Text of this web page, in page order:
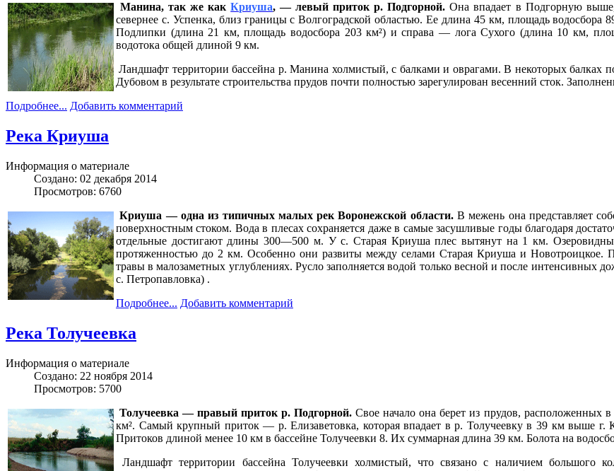
Манина, так же какКриуша, — левый приток р. Подгорной. Она впадает в Подгорную
севернее с. Успенка, близ границы с Волгоградской областью. Ее длина 45 км, площадь
Подлипки (длина 21 км, площадь водосбора 203 км²) и справа — лога Сухого (длина 10 км,
водотока общей длиной 9 км.
Ландшафт территории бассейна р. Манина холмистый, с балками и оврагами. В некоторых балках
Дубовом в результате строительства прудов почти полностью зарегулирован весенний сток.
Подробнее... Добавить комментарий
Река Криуша
Информация о материале
Создано: 02 декабря 2014
Просмотров: 6760
Криуша — одна из типичных малых рек Воронежской области.В межень она представляет
поверхностным стоком. Вода в плесах сохраняется даже в самые засушливые годы благодаря
отдельные достигают длины 300—500 м. У с. Старая Криуша плес вытянут на 1 км.
протяженностью до 2 км. Особенно они развиты между селами Старая Криуша и Новотроицкое.
травы в малозаметных углублениях. Русло заполняется водой только весной и после интенсивных
с. Петропавловка) .
Подробнее... Добавить комментарий
Река Толучеевка
Информация о материале
Создано: 22 ноября 2014
Просмотров: 5700
Толучеевка — правый приток р. Подгорной. Свое начало она берет из прудов, расположенных
км². Самый крупный приток — р. Елизаветовка, которая впадает в р. Толучеевку в 39 км выше
Притоков длиной менее 10 км в бассейне Толучеевки 8. Их суммарная длина 39 км. Болота на
Ландшафт территории бассейна Толучеевки холмистый, что связано с наличием большого